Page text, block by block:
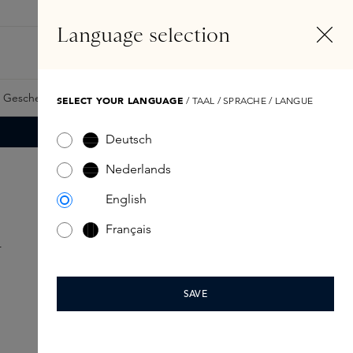
Samples Skins Exclusives Skins Boxen
Language selection
SELECT YOUR LANGUAGE / TAAL / SPRACHE / LANGUE
Deutsch
Nederlands
English
Français
SAVE